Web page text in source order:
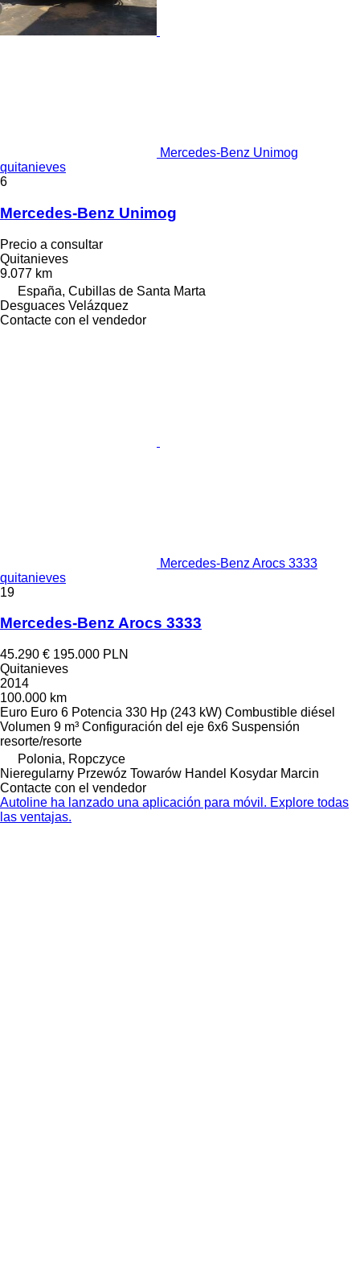
Mercedes-Benz Unimog
quitanieves
6
Mercedes-Benz Unimog
Precio a consultar
Quitanieves
9.077 km
España, Cubillas de Santa Marta
Desguaces Velázquez
Contacte con el vendedor
Mercedes-Benz Arocs 3333
quitanieves
19
Mercedes-Benz Arocs 3333
45.290 € 195.000 PLN
Quitanieves
2014
100.000 km
Euro Euro 6 Potencia 330 Hp (243 kW) Combustible diésel
Volumen 9 m³ Configuración del eje 6x6 Suspensión
resorte/resorte
Polonia, Ropczyce
Nieregularny Przewóz Towarów Handel Kosydar Marcin
Contacte con el vendedor
Autoline ha lanzado una aplicación para móvil. Explore todas
las ventajas.